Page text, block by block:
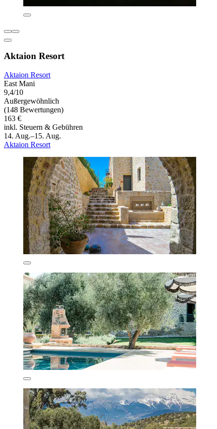
Aktaion Resort
Aktaion Resort
East Mani
9,4/10
Außergewöhnlich
(148 Bewertungen)
163 €
inkl. Steuern & Gebühren
14. Aug.–15. Aug.
Aktaion Resort